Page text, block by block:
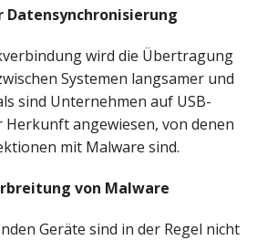
Datensynchronisierung
wird die Übertragung
Systemen langsamer und
sind Unternehmen auf USB-
angewiesen, von denen
mit Malware sind.
von Malware
Geräte sind in der Regel nicht